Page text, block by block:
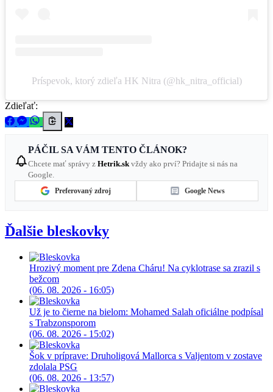
Príspevok, ktorý zdieľa HK Nitra (@hk_nitra_official)
Zdieľať:
PÁČIL SA VÁM TENTO ČLÁNOK?
Chcete mať správy z Hetrik.skvždy ako prví? Pridajte si nás na
Google.
Preferovaný zdroj Google News
Ďalšie bleskovky
Hrozivý moment pre Zdena Cháru! Na cyklotrase sa zrazil s
bežcom
(06. 08. 2026 - 16:05)
Už je to čierne na bielom: Mohamed Salah oficiálne podpísal
s Trabzonsporom
(06. 08. 2026 - 15:02)
Šok v príprave: Druholigová Mallorca s Valjentom v zostave
zdolala PSG
(06. 08. 2026 - 13:57)